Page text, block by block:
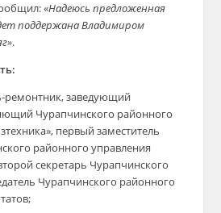
«Надеюсь предложенная
поддержана Владимиром
.
ремонтник, заведующий
Чурапчинского районного
первый заместитель
районного управления
секретарь Чурапчинского
Чурапчинского районного